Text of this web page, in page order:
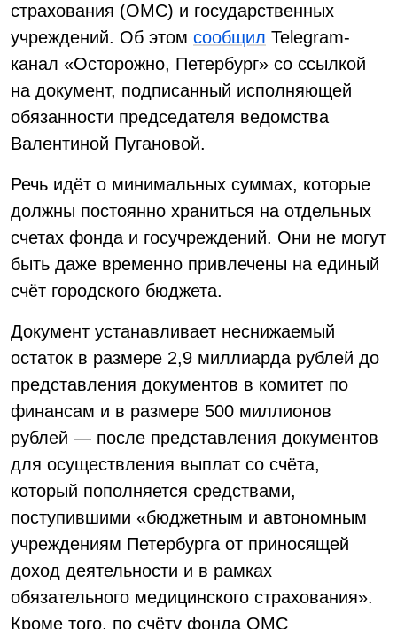
страхования (ОМС) и государственных
учреждений. Об этом сообщил Telegram-
канал «Осторожно, Петербург» со ссылкой
на документ, подписанный исполняющей
обязанности председателя ведомства
Валентиной Пугановой.
Речь идёт о минимальных суммах, которые
должны постоянно храниться на отдельных
счетах фонда и госучреждений. Они не могут
быть даже временно привлечены на единый
счёт городского бюджета.
Документ устанавливает неснижаемый
остаток в размере 2,9 миллиарда рублей до
представления документов в комитет по
финансам и в размере 500 миллионов
рублей — после представления документов
для осуществления выплат со счёта,
который пополняется средствами,
поступившими «бюджетным и автономным
учреждениям Петербурга от приносящей
доход деятельности и в рамках
обязательного медицинского страхования».
Кроме того, по счёту фонда ОМС